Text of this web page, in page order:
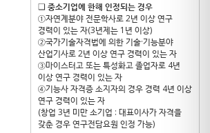
❑ 중소기업에 한해 인정되는 경우
①자연계분야 전문학사로 2년 이상 연구
경력이 있는 자(3년제는 1년 이상)
②국가기술자격법에 의한 기술·기능분야
산업기사로 2년 이상 연구 경력이 있는 자
③마이스터고 또는 특성화고 졸업자로 4년
이상 연구 경력이 있는 자
④기능사 자격증 소지자의 경우 경력 4년 이상
연구 경력이 있는 자
(창업 3년 미만 소기업 : 대표이사가 자격을
갖춘 경우 연구전담요원 인정 가능)